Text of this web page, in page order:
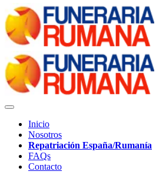
Inicio
Nosotros
Repatriación España/Rumanía
FAQs
Contacto